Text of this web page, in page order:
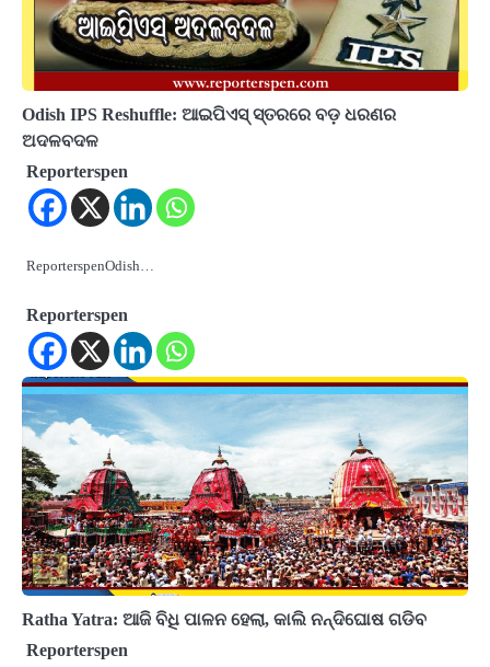
Odish IPS Reshuffle: ଆଇପିଏସ୍ ସ୍ତରରେ ବଡ଼ ଧରଣର
ଅଦଳବଦଳ
Reporterspen
ReporterspenOdish…
Reporterspen
Ratha Yatra: ଆଜି ବିଧି ପାଳନ ହେଲା, କାଲି ନନ୍ଦିଘୋଷ ଗଡିବ
Reporterspen